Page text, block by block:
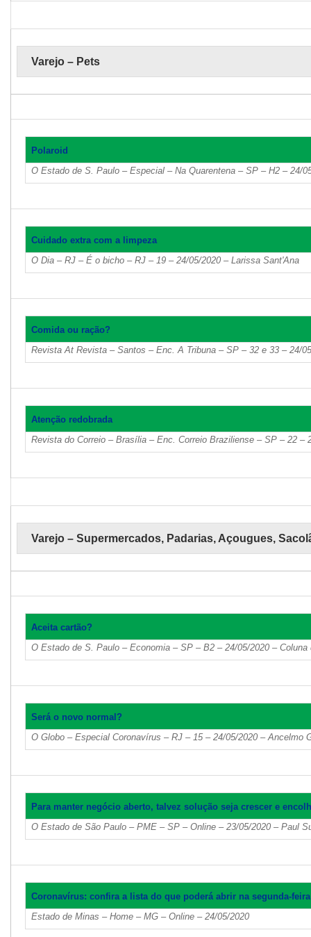
Varejo – Pets
Polaroid
O Estado de S. Paulo – Especial – Na Quarentena – SP – H2 – 24/
Cuidado extra com a limpeza
O Dia – RJ – É o bicho – RJ – 19 – 24/05/2020 – Larissa Sant'Ana
Comida ou ração?
Revista At Revista – Santos – Enc. A Tribuna – SP – 32 e 33 – 24/
Atenção redobrada
Revista do Correio – Brasília – Enc. Correio Braziliense – SP – 22 –
Varejo – Supermercados, Padarias, Açougues,
Aceita cartão?
O Estado de S. Paulo – Economia – SP – B2 – 24/05/2020 – Coluna
Será o novo normal?
O Globo – Especial Coronavírus – RJ – 15 – 24/05/2020 – Ancelmo
Para manter negócio aberto, talvez solução seja crescer e
O Estado de São Paulo – PME – SP – Online – 23/05/2020 – Paul
Coronavírus: confira a lista do que poderá abrir na segunda-
Estado de Minas – Home – MG – Online – 24/05/2020